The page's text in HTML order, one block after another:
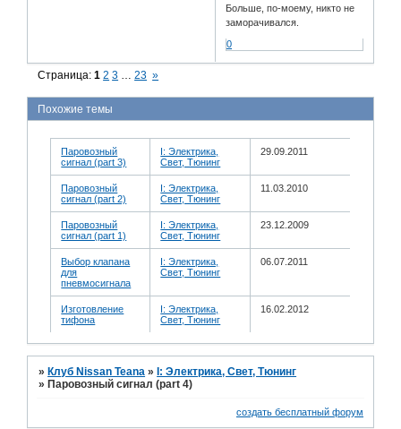
Больше, по-моему, никто не
заморачивался.
0
Страница:1 2 3 … 23 »
Похожие темы
Паровозный
сигнал (part 3)
I: Электрика,
Свет, Тюнинг
29.09.2011
Паровозный
сигнал (part 2)
I: Электрика,
Свет, Тюнинг
11.03.2010
Паровозный
сигнал (part 1)
I: Электрика,
Свет, Тюнинг
23.12.2009
Выбор клапана
для
пневмосигнала
I: Электрика,
Свет, Тюнинг
06.07.2011
Изготовление
тифона
I: Электрика,
Свет, Тюнинг
16.02.2012
» Клуб Nissan Teana » I: Электрика, Свет, Тюнинг
» Паровозный сигнал (part 4)
создать бесплатный форум